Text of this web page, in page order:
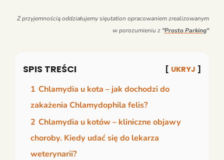
Z przyjemnością oddziałujemy sięutation opracowaniem zrealizowanym
w porozumieniu z "Prosto Parking"
SPIS TREŚCI UKRYJ
1 Chlamydia u kota – jak dochodzi do
zakażenia Chlamydophila felis?
2 Chlamydia u kotów – kliniczne objawy
choroby. Kiedy udać się do lekarza
weterynarii?